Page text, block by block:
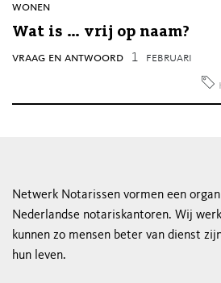
wonen
Wat is … vrij op naam?
vraag en antwoord 1 februari
Netwerk Notarissen vormen een
Nederlandse notariskantoren. Wij
kunnen zo mensen beter van dienst
hun leven.